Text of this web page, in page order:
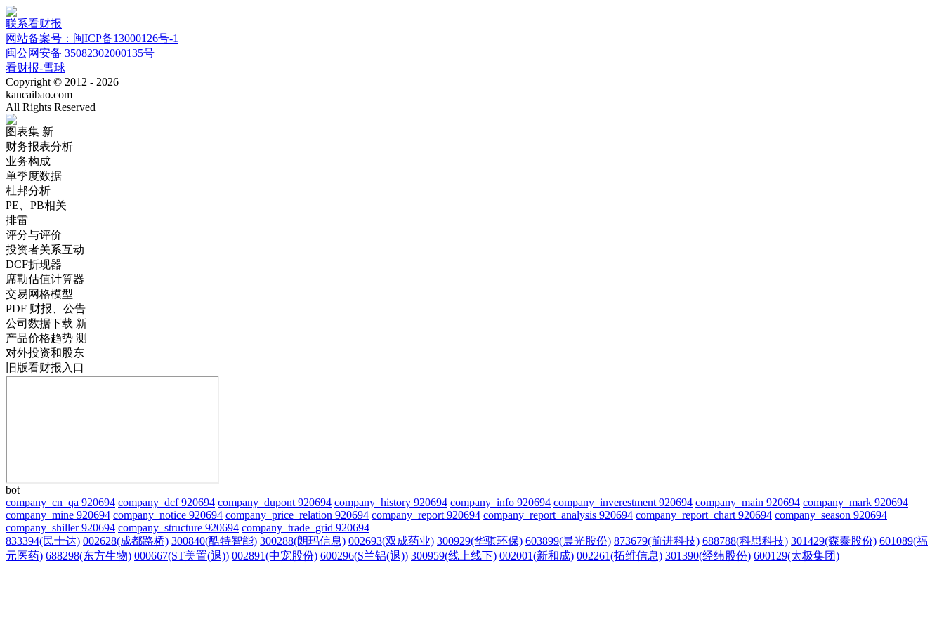
联系看财报
网站备案号：闽ICP备13000126号-1
闽公网安备 35082302000135号
看财报-雪球
Copyright © 2012 - 2026
kancaibao.com
All Rights Reserved
图表集 新
财务报表分析
业务构成
单季度数据
杜邦分析
PE、PB相关
排雷
评分与评价
投资者关系互动
DCF折现器
席勒估值计算器
交易网格模型
PDF 财报、公告
公司数据下载 新
产品价格趋势 测
对外投资和股东
旧版看财报入口
bot
company_cn_qa 920694 company_dcf 920694 company_dupont 920694 company_history 920694 company_info 920694 company_inverestment 920694 company_main 920694 company_mark 920694
company_mine 920694 company_notice 920694 company_price_relation 920694 company_report 920694 company_report_analysis 920694 company_report_chart 920694 company_season 920694
company_shiller 920694 company_structure 920694 company_trade_grid 920694
833394(民士达) 002628(成都路桥) 300840(酷特智能) 300288(朗玛信息) 002693(双成药业) 300929(华骐环保) 603899(晨光股份) 873679(前进科技) 688788(科思科技) 301429(森泰股份) 601089(福
元医药) 688298(东方生物) 000667(ST美置(退)) 002891(中宠股份) 600296(S兰铝(退)) 300959(线上线下) 002001(新和成) 002261(拓维信息) 301390(经纬股份) 600129(太极集团)